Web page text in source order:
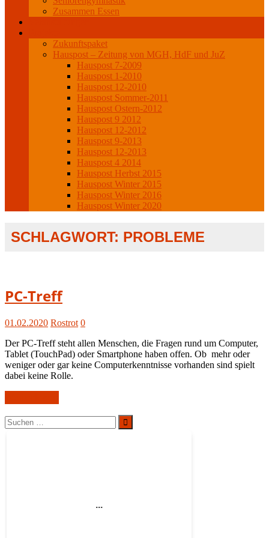
Zusammen Essen
Zukunftspaket
Hauspost – Zeitung von MGH, HdF und JuZ
Hauspost 7-2009
Hauspost 1-2010
Hauspost 12-2010
Hauspost Sommer-2011
Hauspost Ostern-2012
Hauspost 9 2012
Hauspost 12-2012
Hauspost 9-2013
Hauspost 12-2013
Hauspost 4 2014
Hauspost Herbst 2015
Hauspost Winter 2015
Hauspost Winter 2016
Hauspost Winter 2020
SCHLAGWORT: PROBLEME
PC-Treff
01.02.2020 Rostrot 0
Der PC-Treff steht allen Menschen, die Fragen rund um Computer,
Tablet (TouchPad) oder Smartphone haben offen. Ob mehr oder
weniger oder gar keine Computerkenntnisse vorhanden sind spielt
dabei keine Rolle.
Suchen
nach:
Suchen